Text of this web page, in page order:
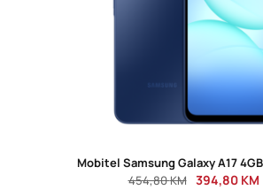
454,80KM 394,80 KM